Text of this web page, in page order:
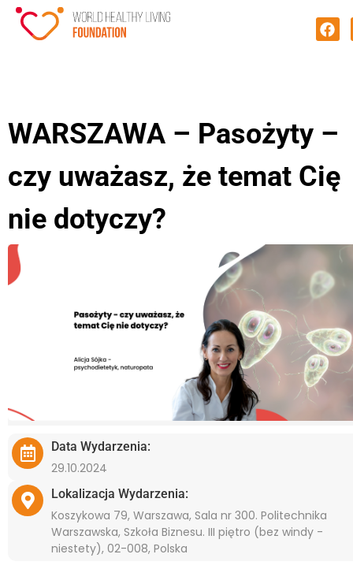
WARSZAWA – Pasożyty –
czy uważasz, że temat Cię
nie dotyczy?
Data Wydarzenia:
29.10.2024
Lokalizacja Wydarzenia:
Koszykowa 79, Warszawa, Sala nr 300. Politechnika
Warszawska, Szkoła Biznesu. III piętro (bez windy -
niestety), 02-008, Polska